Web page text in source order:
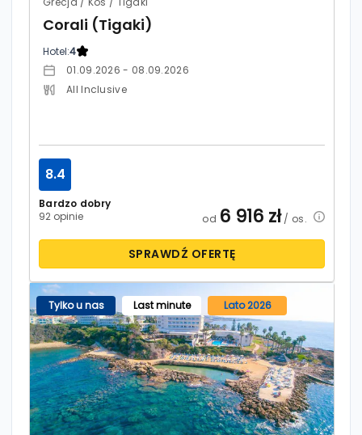
Corali (Tigaki)
Hotel:4
01.09.2026 - 08.09.2026
All Inclusive
Bardzo dobry
92 opinie
8.4
od 6 916 zł/ os.
SPRAWDŹ OFERTĘ
Tylko u nas Last minute Lato 2026